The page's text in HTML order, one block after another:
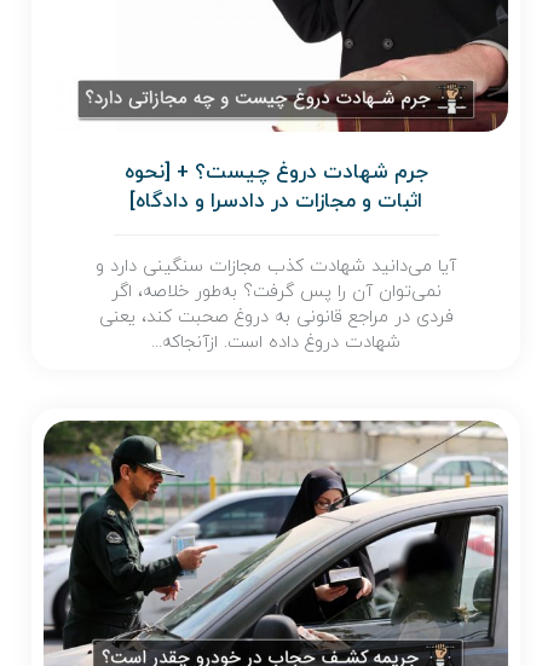
جرم شهادت دروغ چیست؟ + [نحوه
اثبات و مجازات در دادسرا و دادگاه]
آیا می‌دانید شهادت کذب مجازات سنگینی دارد و
نمی‌توان آن را پس گرفت؟ به‌طور خلاصه، اگر
فردی در مراجع قانونی به دروغ صحبت کند، یعنی
شهادت دروغ داده است. ازآنجاکه...